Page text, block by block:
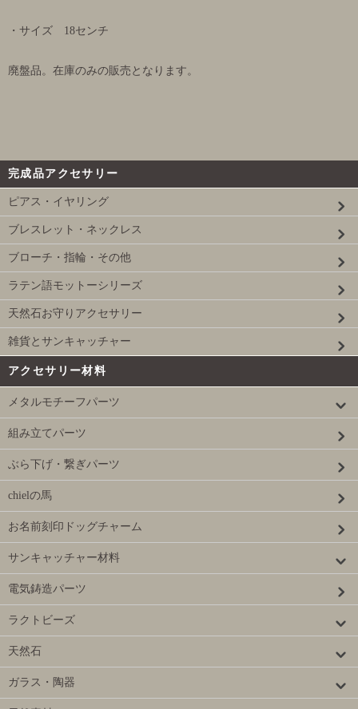
・サイズ 18センチ
廃盤品。在庫のみの販売となります。
完成品アクセサリー
ピアス・イヤリング
ブレスレット・ネックレス
ブローチ・指輪・その他
ラテン語モットーシリーズ
天然石お守りアクセサリー
雑貨とサンキャッチャー
アクセサリー材料
メタルモチーフパーツ
組み立てパーツ
ぶら下げ・繋ぎパーツ
chielの馬
お名前刻印ドッグチャーム
サンキャッチャー材料
電気鋳造パーツ
ラクトビーズ
天然石
ガラス・陶器